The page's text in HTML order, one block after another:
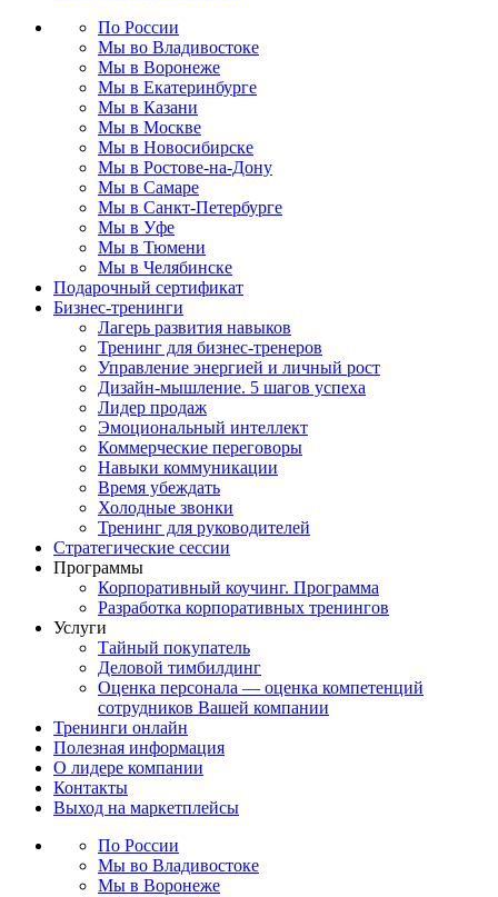
По России
Мы во Владивостоке
Мы в Воронеже
Мы в Екатеринбурге
Мы в Казани
Мы в Москве
Мы в Новосибирске
Мы в Ростове-на-Дону
Мы в Самаре
Мы в Санкт-Петербурге
Мы в Уфе
Мы в Тюмени
Мы в Челябинске
Подарочный сертификат
Бизнес-тренинги
Лагерь развития навыков
Тренинг для бизнес-тренеров
Управление энергией и личный рост
Дизайн-мышление. 5 шагов успеха
Лидер продаж
Эмоциональный интеллект
Коммерческие переговоры
Навыки коммуникации
Время убеждать
Холодные звонки
Тренинг для руководителей
Стратегические сессии
Программы
Корпоративный коучинг. Программа
Разработка корпоративных тренингов
Услуги
Тайный покупатель
Деловой тимбилдинг
Оценка персонала — оценка компетенций
сотрудников Вашей компании
Тренинги онлайн
Полезная информация
О лидере компании
Контакты
Выход на маркетплейсы
По России
Мы во Владивостоке
Мы в Воронеже